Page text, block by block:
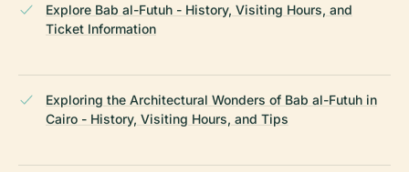
Explore Bab al-Futuh - History, Visiting Hours, and
Ticket Information
Exploring the Architectural Wonders of Bab al-Futuh in
Cairo - History, Visiting Hours, and Tips